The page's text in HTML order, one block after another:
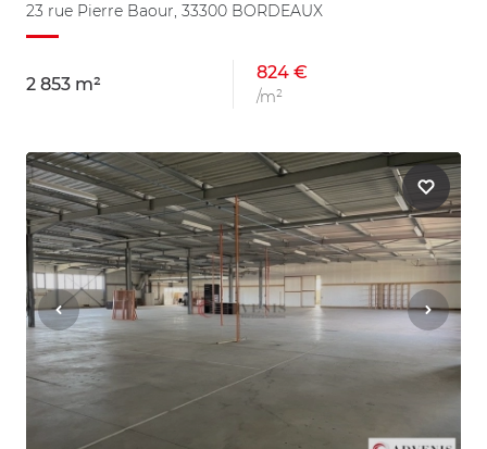
23 rue Pierre Baour, 33300 BORDEAUX
2 853 m²
824 €
/m²